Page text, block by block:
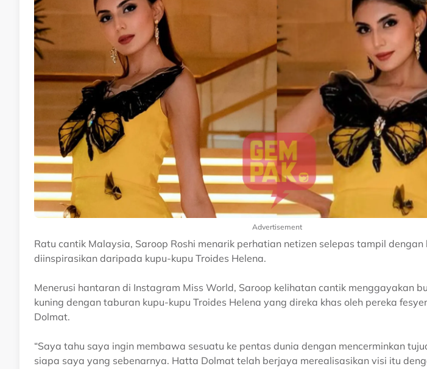
Advertisement
Ratu cantik Malaysia, Saroop Roshi menarik perhatian netizen selepas tampil dengan
diinspirasikan daripada kupu-kupu Troides Helena.
Menerusi hantaran di Instagram Miss World, Saroop kelihatan cantik menggayakan
kuning dengan taburan kupu-kupu Troides Helena yang direka khas oleh pereka
Dolmat.
“Saya tahu saya ingin membawa sesuatu ke pentas dunia dengan mencerminkan
siapa saya yang sebenarnya. Hatta Dolmat telah berjaya merealisasikan visi itu